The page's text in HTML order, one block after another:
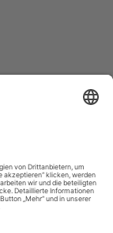
57392 Schmallenberg